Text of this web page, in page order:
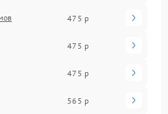
475 р
475 р
475 р
565 р